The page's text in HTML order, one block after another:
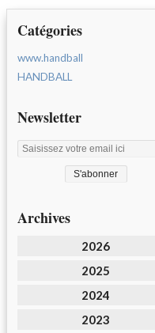
Catégories
www.handball
HANDBALL
Newsletter
Archives
2026
2025
2024
2023